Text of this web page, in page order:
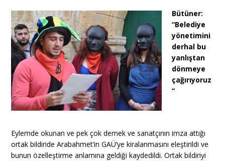
Bütüner:
“Belediye
yönetimini
derhal bu
yanlıştan
dönmeye
çağırıyoruz
”
Eylemde okunan ve pek çok dernek ve sanatçının imza attığı
ortak bildiride Arabahmet’in GAÜ’ye kiralanmasını eleştirildi ve
bunun özelleştirme anlamına geldiği kaydedildi. Ortak bildiriyi